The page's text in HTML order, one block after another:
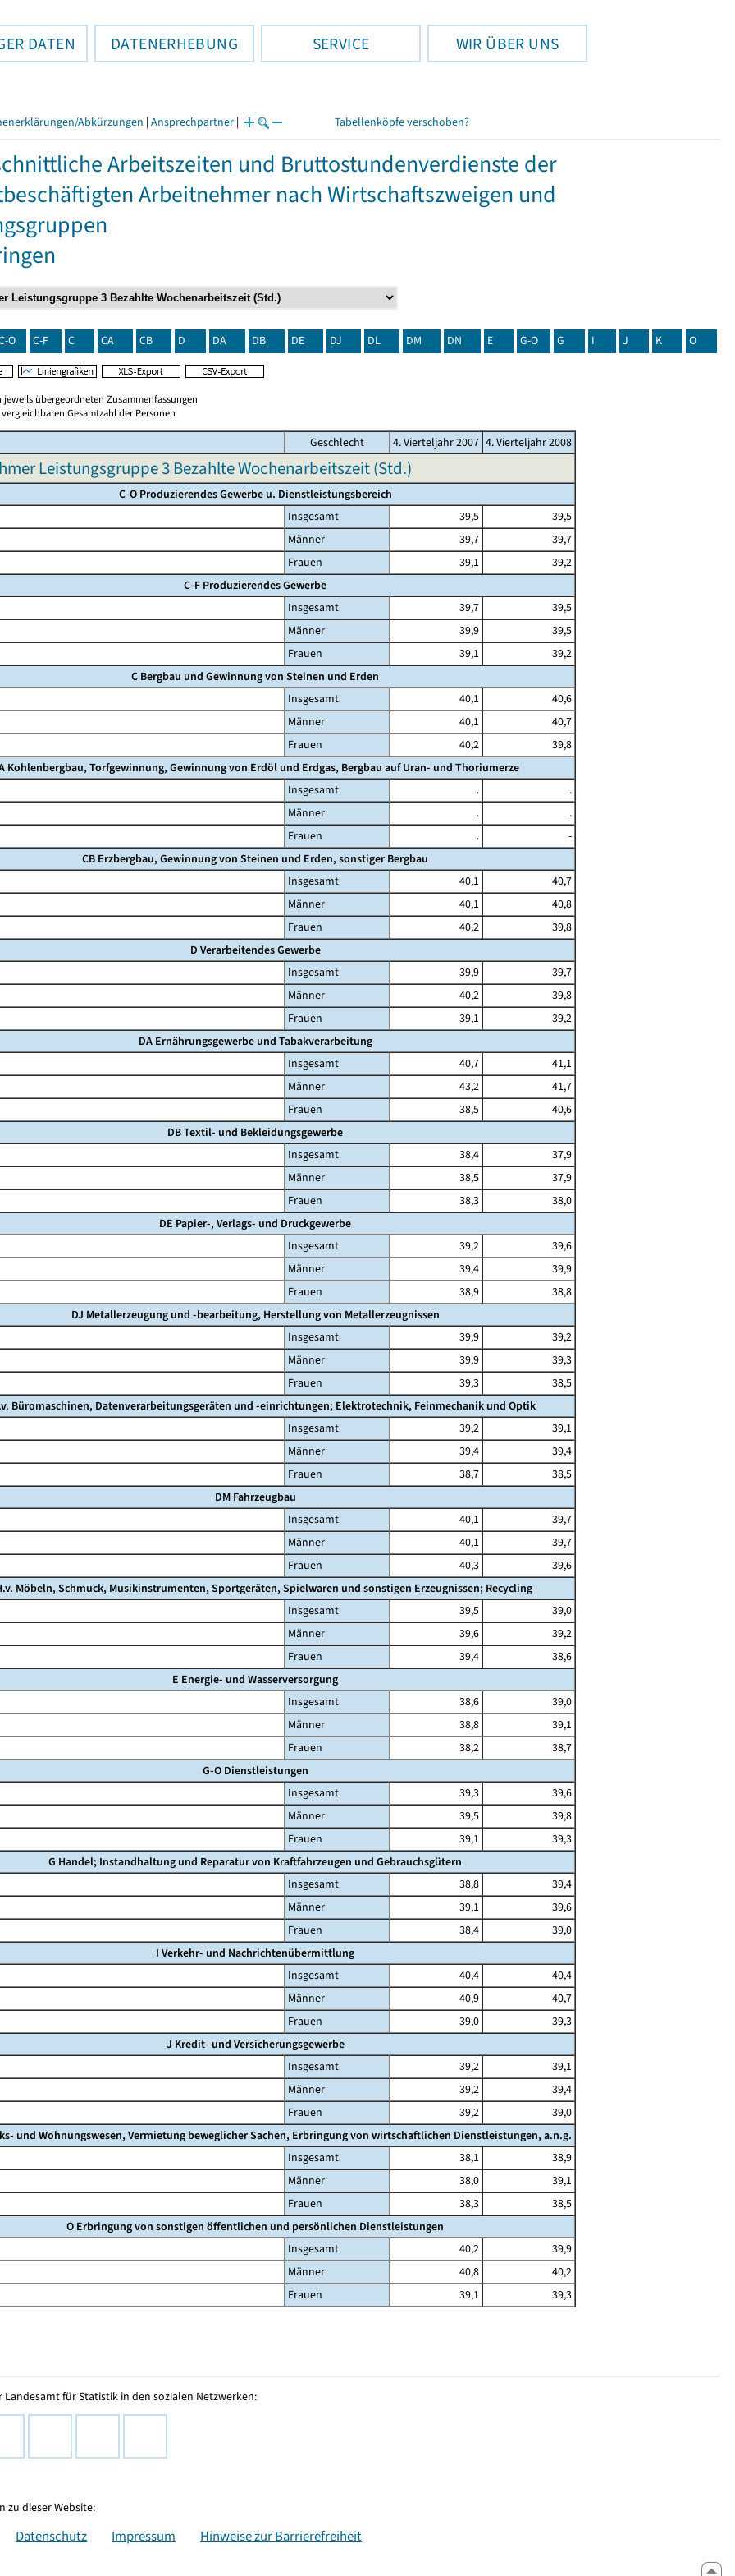
DATEN DATENERHEBUNG SERVICE WIR ÜBER UNS
Abkürzungen | Ansprechpartner | Tabellenköpfe verschoben?
Arbeitszeiten und Bruttostundenverdienste der
Arbeitnehmer nach Wirtschaftszweigen und
O C-F C CA CB D DA DB DE DJ DL DM DN E G-O G I J K O
jeweils übergeordneten Zusammenfassungen
Gesamtzahl der Personen
Geschlecht 4. Vierteljahr 2007 4. Vierteljahr 2008
Leistungsgruppe 3 Bezahlte Wochenarbeitszeit (Std.)
C-O Produzierendes Gewerbe u. Dienstleistungsbereich
Insgesamt
39,5
39,5
Männer
39,7
39,7
Frauen
39,1
39,2
C-F Produzierendes Gewerbe
Insgesamt
39,7
39,5
Männer
39,9
39,5
Frauen
39,1
39,2
C Bergbau und Gewinnung von Steinen und Erden
Insgesamt
40,1
40,6
Männer
40,1
40,7
Frauen
40,2
39,8
Kohlenbergbau, Torfgewinnung, Gewinnung von Erdöl und Erdgas, Bergbau auf Uran- und Thoriumerze
Insgesamt
.
.
Männer
.
.
Frauen
.
-
CB Erzbergbau, Gewinnung von Steinen und Erden, sonstiger Bergbau
Insgesamt
40,1
40,7
Männer
40,1
40,8
Frauen
40,2
39,8
D Verarbeitendes Gewerbe
Insgesamt
39,9
39,7
Männer
40,2
39,8
Frauen
39,1
39,2
DA Ernährungsgewerbe und Tabakverarbeitung
Insgesamt
40,7
41,1
Männer
43,2
41,7
Frauen
38,5
40,6
DB Textil- und Bekleidungsgewerbe
Insgesamt
38,4
37,9
Männer
38,5
37,9
Frauen
38,3
38,0
DE Papier-, Verlags- und Druckgewerbe
Insgesamt
39,2
39,6
Männer
39,4
39,9
Frauen
38,9
38,8
DJ Metallerzeugung und -bearbeitung, Herstellung von Metallerzeugnissen
Insgesamt
39,9
39,2
Männer
39,9
39,3
Frauen
39,3
38,5
Büromaschinen, Datenverarbeitungsgeräten und -einrichtungen; Elektrotechnik, Feinmechanik und Optik
Insgesamt
39,2
39,1
Männer
39,4
39,4
Frauen
38,7
38,5
DM Fahrzeugbau
Insgesamt
40,1
39,7
Männer
40,1
39,7
Frauen
40,3
39,6
Möbeln, Schmuck, Musikinstrumenten, Sportgeräten, Spielwaren und sonstigen Erzeugnissen; Recycling
Insgesamt
39,5
39,0
Männer
39,6
39,2
Frauen
39,4
38,6
E Energie- und Wasserversorgung
Insgesamt
38,6
39,0
Männer
38,8
39,1
Frauen
38,2
38,7
G-O Dienstleistungen
Insgesamt
39,3
39,6
Männer
39,5
39,8
Frauen
39,1
39,3
G Handel; Instandhaltung und Reparatur von Kraftfahrzeugen und Gebrauchsgütern
Insgesamt
38,8
39,4
Männer
39,1
39,6
Frauen
38,4
39,0
I Verkehr- und Nachrichtenübermittlung
Insgesamt
40,4
40,4
Männer
40,9
40,7
Frauen
39,0
39,3
J Kredit- und Versicherungsgewerbe
Insgesamt
39,2
39,1
Männer
39,2
39,4
Frauen
39,2
39,0
und Wohnungswesen, Vermietung beweglicher Sachen, Erbringung von wirtschaftlichen Dienstleistungen, a.n.g.
Insgesamt
38,1
38,9
Männer
38,0
39,1
Frauen
38,3
38,5
O Erbringung von sonstigen öffentlichen und persönlichen Dienstleistungen
Insgesamt
40,2
39,9
Männer
40,8
40,2
Frauen
39,1 39,3
Landesamt für Statistik in den sozialen Netzwerken:
zu dieser Website:
Datenschutz Impressum Hinweise zur Barrierefreiheit